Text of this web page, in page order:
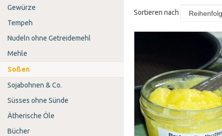
Sortieren nach
Gewürze
Tempeh
Nudeln ohne Getreidemehl
Mehle
Soßen
Sojabohnen & Co.
Süsses ohne Sünde
Ätherische Öle
Bücher